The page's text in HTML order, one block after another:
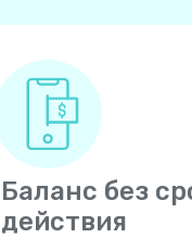
Баланс без
действия